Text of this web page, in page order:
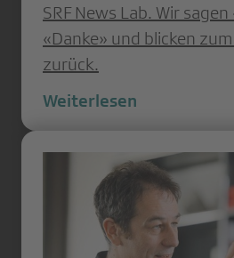
SRF News Lab. Wir sagen
«Danke» und blicken
zurück.
Weiterlesen